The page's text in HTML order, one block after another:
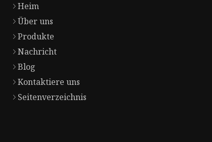
Heim
Über uns
Produkte
Nachricht
Blog
Kontaktiere uns
Seitenverzeichnis